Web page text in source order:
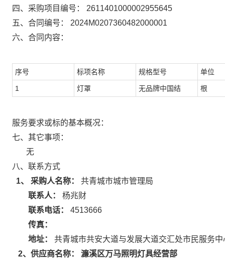
四、采购项目编号：
2611401000002955645
五、合同编号：
2024M0207360482000001
六、合同内容：
序号 标项名称 规格型号 单位
1 灯罩 无品牌中国结 根
服务要求或标的基本概况：
七、其它事项：
无
八、联系方式
1、 采购人名称：
共青城市城市管理局
联系人：
杨兆财
联系电话：
4513666
传真：
地址：
共青城市共安大道与发展大道交汇处市民服务
2、供应商名称： 濂溪区万马照明灯具经营部